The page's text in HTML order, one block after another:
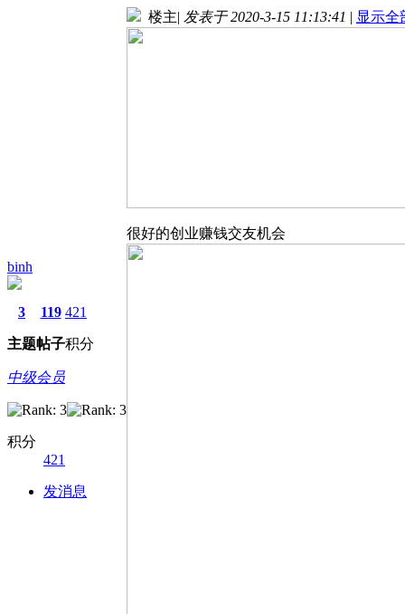
binh
3
主题
119
帖子
421
积分
中级会员
积分
421
发消息
楼主| 发表于 2020-3-15 11:13:41 | 显示全
很好的创业赚钱交友机会